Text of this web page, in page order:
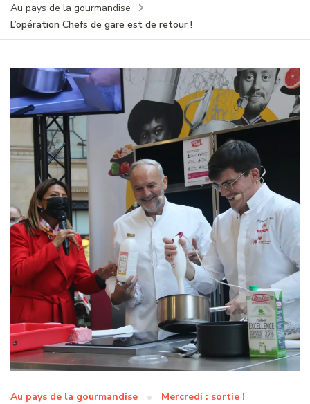
Au pays de la gourmandise
L’opération Chefs de gare est de retour !
Au pays de la gourmandise Mercredi : sortie !